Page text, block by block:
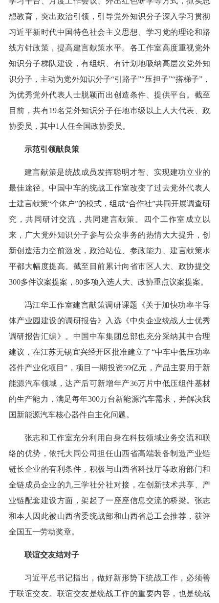
想教育，突出政治引领，引导党外知识分子深入学习贯彻
习近平新时代中国特色社会主义思想、学习党的理论和路
线方针政策，提高建言献策水平。各工作室高度重视党外
知识分子梯队建设，有组织、有计划地吸纳高层次党外知
识分子，主动为党外知识分子“引路子”“压担子”“搭梯子”，
为优秀党外代表人士脱颖而出创造条件、提供平台。截至
目前，共有19名党外知识分子任地市级以上人大代表、政
协委员，其中1人任全国政协委员。
示范引领献良策
建言献策是统战成员发挥聪明才智、实现建功立业的
最佳途径。中国中车的统战工作室改变了过去党外代表人
士建言献策“个体户”的模式，组成“合作社”共同开展调查研
究，共同研讨交流，共同建言献策。四个工作室成立以
来，广大党外知识分子参与公众事务的热情大大提升，创
新创造活力空前激发，政治站位、参政能力、建言献策水
平都大幅度提高。截至目前累计向省市区人大、政协提交
300多件议案提案，80多项入选人大、政协重点议案提案。
冯江华工作室建言献策调研课题《关于加快功率半导
体产业园建设的调研报告》入选《中央企业统战人士优秀
调研报告汇编》。中国中车集团总部也充分采纳其中合理
建议，在江苏无锡宜兴经开区批准建立了“中车中低压功率
器件产业化项目”，项目一期投资59亿元，产品主要用于新
能源汽车领域，达产后可新增年产36万片中低压组件基材
的生产能力，满足每年300万台新能源汽车需求，并解决我
国新能源汽车核心器件自主化问题。
张志和工作室充分利用自身在科技领域业务交流和联
络的优势，依托大同公司担任山西省高端装备制造产业链
链长企业的有利条件，积极与山西省科技厅等政府部门和
全链成员企业的九三学社分社对接，在创新技术共享、产
业链配套建设方面，架起了一座座信息交流的桥梁。张志
和本人因此被山西省委统战部和山西省总工会推荐，获评
全国五一劳动奖章。
联谊交友结对子
习近平总书记指出，做好新形势下统战工作，必须善
于联谊交友。联谊交友是统战工作的重要内容，也是统战